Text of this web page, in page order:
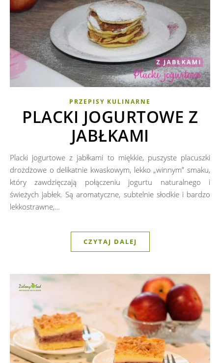
PRZEPISY KULINARNE
PLACKI JOGURTOWE Z
JABŁKAMI
Placki jogurtowe z jabłkami to miękkie, puszyste placuszki
drożdżowe o delikatnie kwaskowym, lekko „winnym” smaku,
który zawdzięczają połączeniu jogurtu naturalnego i
świeżych jabłek. Są aromatyczne, subtelnie słodkie i bardzo
lekkostrawne,…
CZYTAJ DALEJ